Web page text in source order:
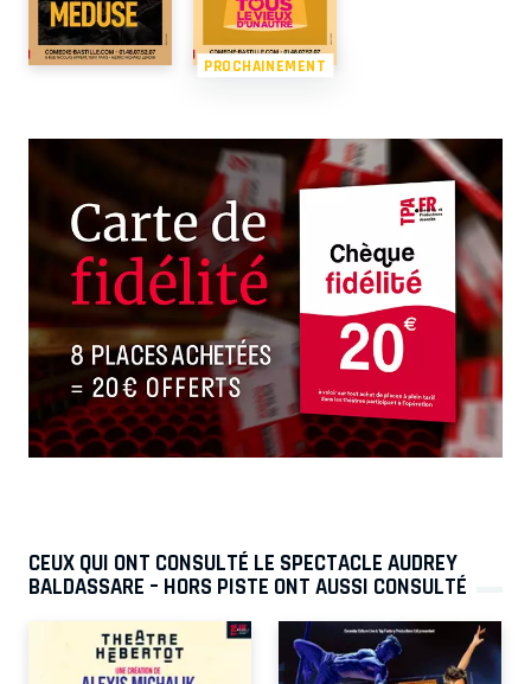
PROCHAINEMENT
CEUX QUI ONT CONSULTÉ LE SPECTACLE AUDREY
BALDASSARE – HORS PISTE ONT AUSSI CONSULTÉ